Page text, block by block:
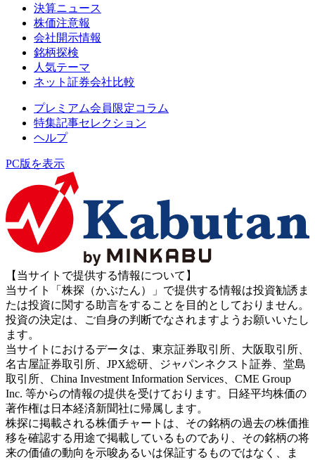
決算ニュース
株価注意報
会社開示情報
銘柄探検
人気テーマ
ネット証券会社比較
プレミアム会員限定コラム
特集記事セレクション
ヘルプ
PC版を表示
【当サイトで提供する情報について】
当サイト「株探（かぶたん）」で提供する情報は投資勧誘ま
たは投資に関する助言をすることを目的としておりません。
投資の決定は、ご自身の判断でなされますようお願いいたし
ます。
当サイトにおけるデータは、東京証券取引所、大阪取引所、
名古屋証券取引所、JPX総研、ジャパンネクスト証券、堂島
取引所、China Investment Information Services、CME Group
Inc. 等からの情報の提供を受けております。日経平均株価の
著作権は日本経済新聞社に帰属します。
株探に掲載される株価チャートは、その銘柄の過去の株価推
移を確認する用途で掲載しているものであり、その銘柄の将
来の価値の動向を示唆あるいは保証するものではなく、ま